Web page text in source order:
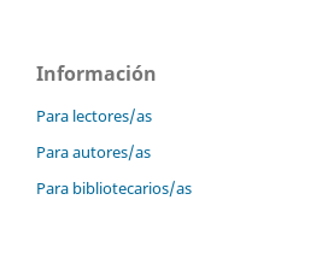
Información
Para lectores/as
Para autores/as
Para bibliotecarios/as